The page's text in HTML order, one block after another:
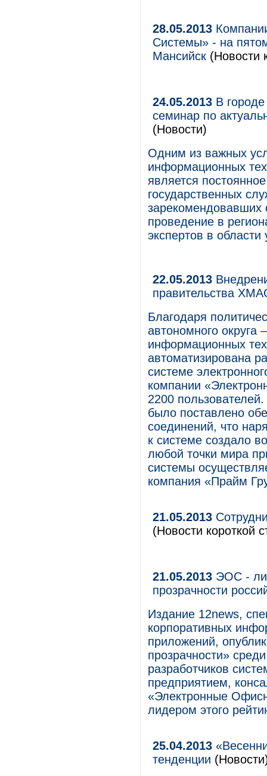
28.05.2013
Системы» - на
Мансийск (Новости
24.05.2013 В
семинар по
(Новости)
Одним из важных
информационных
является
государственных
зарекомендовавших
проведение в
экспертов в
22.05.2013
правительства
Благодаря
автономного
информационных
автоматизирована
системе
компании
2200
было поставлено
соединений, что
к системе создало
любой точки мира
системы
компания «Прайм
21.05.2013
(Новости короткой
21.05.2013 ЭОС -
прозрачности
Издание 12news,
корпоративных
приложений,
прозрачности»
разработчиков
предприятием,
«Электронные
лидером этого
25.04.2013
тенденции